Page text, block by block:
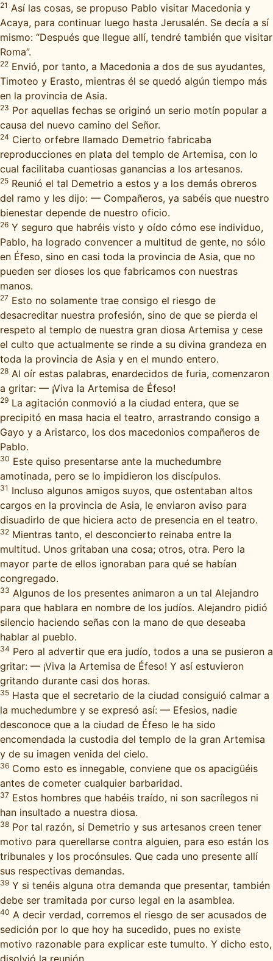
21 Así las cosas, se propuso Pablo visitar Macedonia y
Acaya, para continuar luego hasta Jerusalén. Se decía a sí
mismo: “Después que llegue allí, tendré también que visitar
Roma”.
22 Envió, por tanto, a Macedonia a dos de sus ayudantes,
Timoteo y Erasto, mientras él se quedó algún tiempo más
en la provincia de Asia.
23 Por aquellas fechas se originó un serio motín popular a
causa del nuevo camino del Señor.
24 Cierto orfebre llamado Demetrio fabricaba
reproducciones en plata del templo de Artemisa, con lo
cual facilitaba cuantiosas ganancias a los artesanos.
25 Reunió el tal Demetrio a estos y a los demás obreros
del ramo y les dijo: — Compañeros, ya sabéis que nuestro
bienestar depende de nuestro oficio.
26 Y seguro que habréis visto y oído cómo ese individuo,
Pablo, ha logrado convencer a multitud de gente, no sólo
en Éfeso, sino en casi toda la provincia de Asia, que no
pueden ser dioses los que fabricamos con nuestras
manos.
27 Esto no solamente trae consigo el riesgo de
desacreditar nuestra profesión, sino de que se pierda el
respeto al templo de nuestra gran diosa Artemisa y cese
el culto que actualmente se rinde a su divina grandeza en
toda la provincia de Asia y en el mundo entero.
28 Al oír estas palabras, enardecidos de furia, comenzaron
a gritar: — ¡Viva la Artemisa de Éfeso!
29 La agitación conmovió a la ciudad entera, que se
precipitó en masa hacia el teatro, arrastrando consigo a
Gayo y a Aristarco, los dos macedonios compañeros de
Pablo.
30 Este quiso presentarse ante la muchedumbre
amotinada, pero se lo impidieron los discípulos.
31 Incluso algunos amigos suyos, que ostentaban altos
cargos en la provincia de Asia, le enviaron aviso para
disuadirlo de que hiciera acto de presencia en el teatro.
32 Mientras tanto, el desconcierto reinaba entre la
multitud. Unos gritaban una cosa; otros, otra. Pero la
mayor parte de ellos ignoraban para qué se habían
congregado.
33 Algunos de los presentes animaron a un tal Alejandro
para que hablara en nombre de los judíos. Alejandro pidió
silencio haciendo señas con la mano de que deseaba
hablar al pueblo.
34 Pero al advertir que era judío, todos a una se pusieron a
gritar: — ¡Viva la Artemisa de Éfeso! Y así estuvieron
gritando durante casi dos horas.
35 Hasta que el secretario de la ciudad consiguió calmar a
la muchedumbre y se expresó así: — Efesios, nadie
desconoce que a la ciudad de Éfeso le ha sido
encomendada la custodia del templo de la gran Artemisa
y de su imagen venida del cielo.
36 Como esto es innegable, conviene que os apacigüéis
antes de cometer cualquier barbaridad.
37 Estos hombres que habéis traído, ni son sacrílegos ni
han insultado a nuestra diosa.
38 Por tal razón, si Demetrio y sus artesanos creen tener
motivo para querellarse contra alguien, para eso están los
tribunales y los procónsules. Que cada uno presente allí
sus respectivas demandas.
39 Y si tenéis alguna otra demanda que presentar, también
debe ser tramitada por curso legal en la asamblea.
40 A decir verdad, corremos el riesgo de ser acusados de
sedición por lo que hoy ha sucedido, pues no existe
motivo razonable para explicar este tumulto. Y dicho esto,
disolvió la reunión.